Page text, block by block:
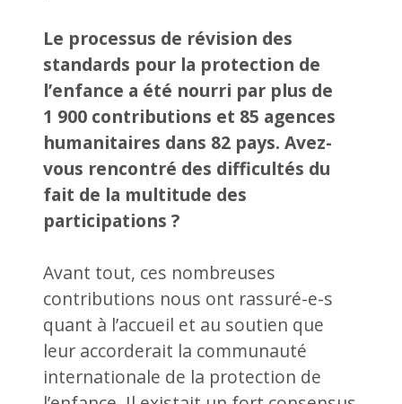
Le processus de révision des
standards pour la protection de
l’enfance a été nourri par plus de
1 900 contributions et 85 agences
humanitaires dans 82 pays. Avez-
vous rencontré des difficultés du
fait de la multitude des
participations ?
Avant tout, ces nombreuses
contributions nous ont rassuré-e-s
quant à l’accueil et au soutien que
leur accorderait la communauté
internationale de la protection de